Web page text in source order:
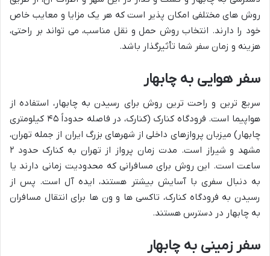
روش های مختلفی امکان پذیر است که هر یک مزایا و معایب خاص
خود را دارند. انتخاب روش حمل و نقل مناسب، می تواند بر راحتی،
هزینه و زمان سفر شما تأثیرگذار باشد.
سفر هوایی به چابهار
سریع ترین و راحت ترین روش برای رسیدن به چابهار، استفاده از
هواپیما است. فرودگاه کنارک (کنارک، در فاصله حدوداً ۴۵ کیلومتری
چابهار) میزبان پروازهای داخلی از شهرهای بزرگ ایران از جمله تهران،
مشهد و شیراز است. مدت زمان پرواز از تهران به کنارک حدود ۲
ساعت است. این روش برای مسافرانی که محدودیت زمانی دارند یا
به دنبال سفری با آسایش بیشتر هستند، ایده آل است. پس از
رسیدن به فرودگاه کنارک، تاکسی ها و ون ها برای انتقال مسافران
به چابهار در دسترس هستند.
سفر زمینی به چابهار